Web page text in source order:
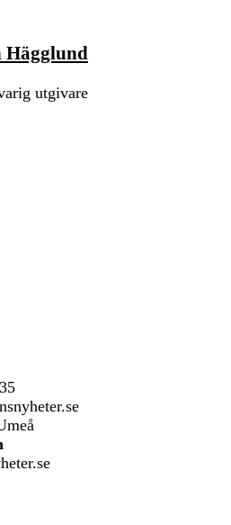
Hägglund
utgivare